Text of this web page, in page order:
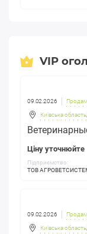
VIP
09.02.2026 Продам
Київська область,
Ціну уточнюйте
Підприємство:
ТОВ
09.02.2026 Продам
Київська область,